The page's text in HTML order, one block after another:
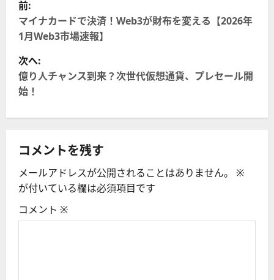
稿
ナ
ビ
ゲ
シ
ョ
ン
前:
マイナカードで決済！Web3が財布を変える【2026年
1月Web3市場速報】
次へ:
億り人チャンス到来？次世代仮想通貨、プレセール開
始！
コメントを残す
メールアドレスが公開されることはありません。
※
が付いている欄は必須項目です
コメント ※